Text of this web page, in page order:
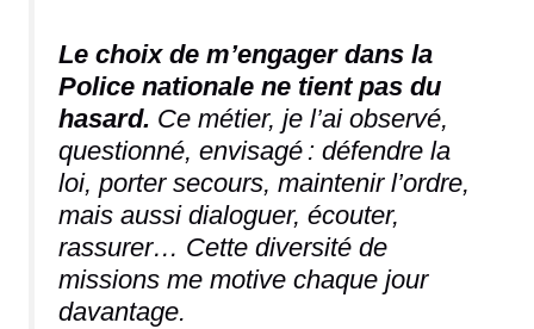
Le choix de m’engager dans la
Police nationale ne tient pas du
hasard. Ce métier, je l’ai observé,
questionné, envisagé : défendre la
loi, porter secours, maintenir l’ordre,
mais aussi dialoguer, écouter,
rassurer… Cette diversité de
missions me motive chaque jour
davantage.